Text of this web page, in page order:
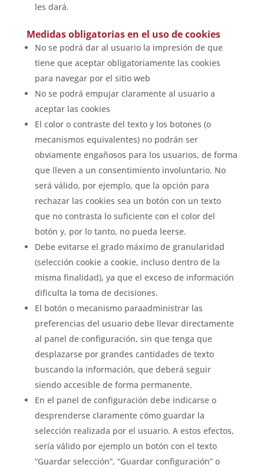
les dará.
Medidas obligatorias en el uso de cookies
No se podrá dar al usuario la impresión de que
tiene que aceptar obligatoriamente las cookies
para navegar por el sitio web
No se podrá empujar claramente al usuario a
aceptar las cookies
El color o contraste del texto y los botones (o
mecanismos equivalentes) no podrán ser
obviamente engañosos para los usuarios, de forma
que lleven a un consentimiento involuntario. No
será válido, por ejemplo, que la opción para
rechazar las cookies sea un botón con un texto
que no contrasta lo suficiente con el color del
botón y, por lo tanto, no pueda leerse.
Debe evitarse el grado máximo de granularidad
(selección cookie a cookie, incluso dentro de la
misma finalidad), ya que el exceso de información
dificulta la toma de decisiones.
El botón o mecanismo paraadministrar las
preferencias del usuario debe llevar directamente
al panel de configuración, sin que tenga que
desplazarse por grandes cantidades de texto
buscando la información, que deberá seguir
siendo accesible de forma permanente.
En el panel de configuración debe indicarse o
desprenderse claramente cómo guardar la
selección realizada por el usuario. A estos efectos,
sería válido por ejemplo un botón con el texto
“Guardar selección”, “Guardar configuración” o